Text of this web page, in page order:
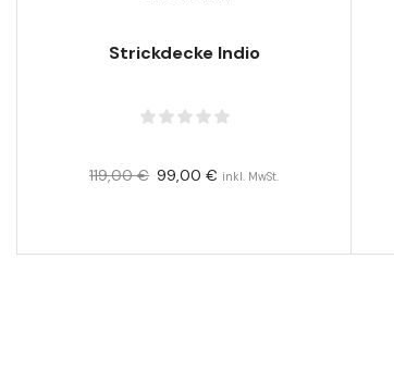
Strickdecke Indio
119,00€ 99,00€ inkl. MwSt.